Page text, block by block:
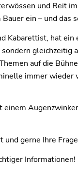
und Reit
ein – und das
Kabarettist, hat
gleichzeitig
auf die
immer wieder
und gerne Ihre
Informationen!